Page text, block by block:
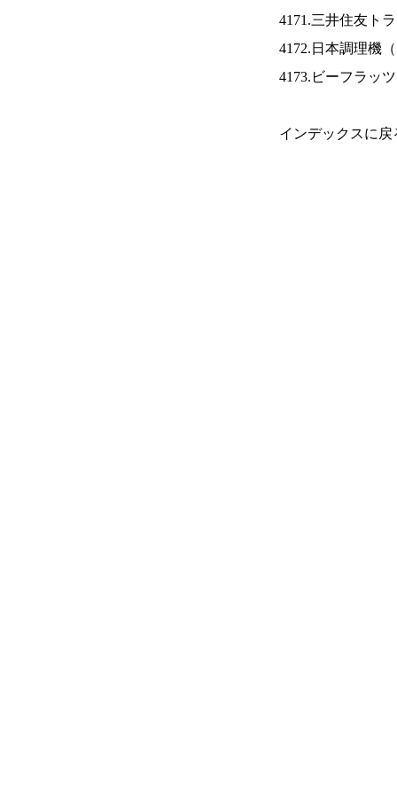
4171.三井住友ト
4172.日本調理機（
4173.ビーフラッ
インデックスに戻